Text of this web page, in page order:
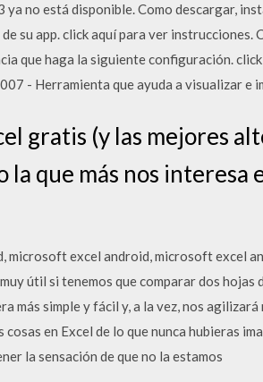
no está disponible. Como descargar,
su app. click aquí para ver instrucciones.
que haga la siguiente configuración.
- Herramienta que ayuda a visualizar e
gratis (y las mejores
la que más nos interesa
microsoft excel android, microsoft excel
útil si tenemos que comparar dos
más simple y fácil y, a la vez, nos
cosas en Excel de lo que nunca hubieras
la sensación de que no la estamos